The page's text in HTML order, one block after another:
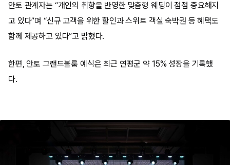
안토 관계자는 “개인의 취향을 반영한 맞춤형 웨딩이 점점 중요해지
고 있다”며 “신규 고객을 위한 할인과 스위트 객실 숙박권 등 혜택도
함께 제공하고 있다”고 밝혔다.
한편, 안토 그랜드볼룸 예식은 최근 연평균 약 15% 성장을 기록했
다.